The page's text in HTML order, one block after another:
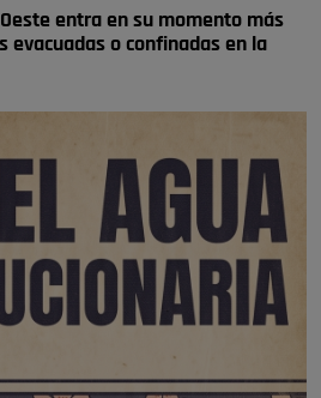
entra en su momento más
evacuadas o confinadas en la